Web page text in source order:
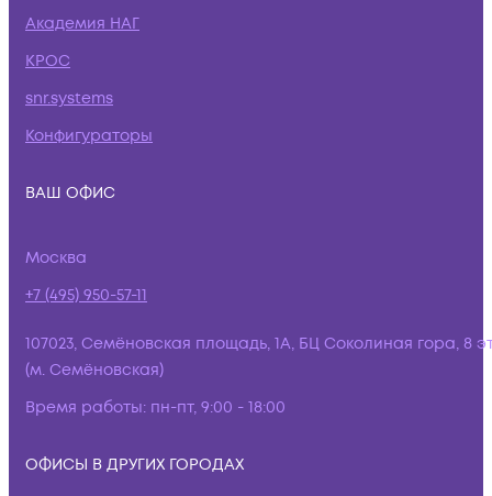
Академия НАГ
КРОС
snr.systems
Конфигураторы
ВАШ ОФИС
Москва
+7 (495) 950-57-11
107023, Семёновская площадь, 1А, БЦ Соколиная гора, 8
(м. Семёновская)
Время работы: пн-пт, 9:00 - 18:00
ОФИСЫ В ДРУГИХ ГОРОДАХ